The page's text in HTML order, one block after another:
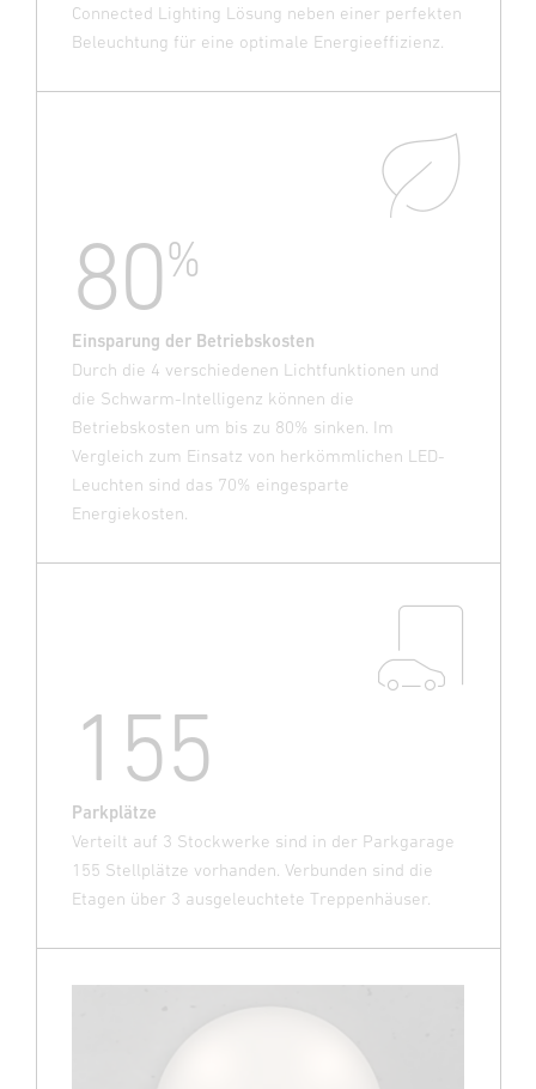
Connected Lighting Lösung neben einer perfekten
Beleuchtung für eine optimale Energieeffizienz.
80%
Einsparung der Betriebskosten
Durch die 4 verschiedenen Lichtfunktionen und
die Schwarm-Intelligenz können die
Betriebskosten um bis zu 80% sinken. Im
Vergleich zum Einsatz von herkömmlichen LED-
Leuchten sind das 70% eingesparte
Energiekosten.
155
Parkplätze
Verteilt auf 3 Stockwerke sind in der Parkgarage
155 Stellplätze vorhanden. Verbunden sind die
Etagen über 3 ausgeleuchtete Treppenhäuser.